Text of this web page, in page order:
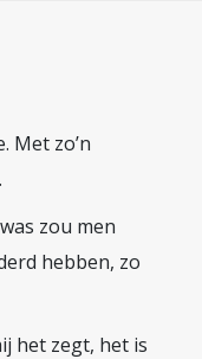
Met zo’n
zou men
hebben, zo
het zegt, het is